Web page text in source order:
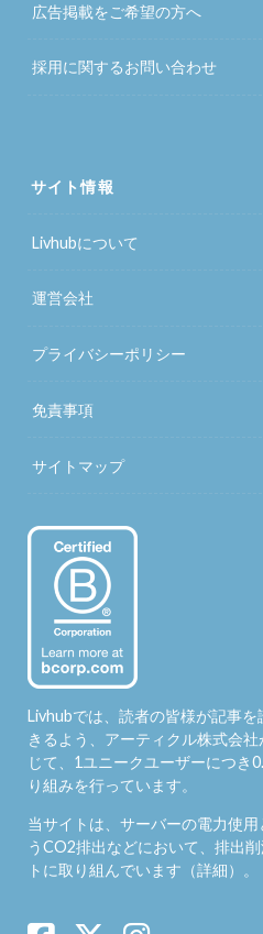
広告掲載をご希望の方へ
採用に関するお問い合わせ
サイト情報
Livhubについて
運営会社
プライバシーポリシー
免責事項
サイトマップ
Livhubでは、読者の皆様が記事
きるよう、アーティクル株式会
じて、1ユニークユーザーにつき
り組みを行っています。
当サイトは、サーバーの電力使
うCO2排出などにおいて、排出
トに取り組んでいます（詳細）。